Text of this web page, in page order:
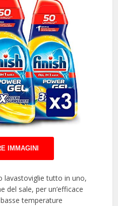
IMMAGINI
lavastoviglie tutto in uno,
del sale, per un’efficace
temperature